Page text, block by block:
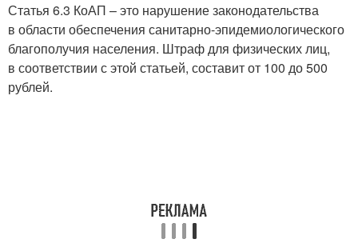
Статья 6.3 КоАП – это нарушение законодательства
в области обеспечения санитарно-эпидемиологического
благополучия населения. Штраф для физических лиц,
в соответствии с этой статьей, составит от 100 до 500
рублей.